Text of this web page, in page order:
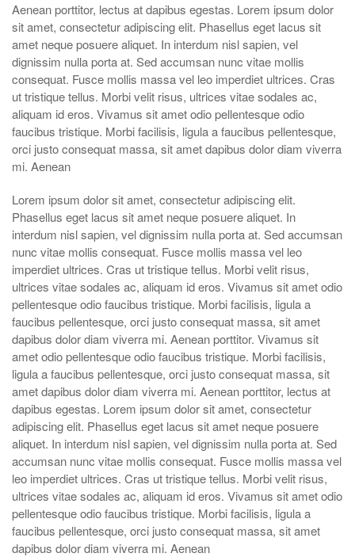
Aenean porttitor, lectus at dapibus egestas. Lorem ipsum dolor
sit amet, consectetur adipiscing elit. Phasellus eget lacus sit
amet neque posuere aliquet. In interdum nisl sapien, vel
dignissim nulla porta at. Sed accumsan nunc vitae mollis
consequat. Fusce mollis massa vel leo imperdiet ultrices. Cras
ut tristique tellus. Morbi velit risus, ultrices vitae sodales ac,
aliquam id eros. Vivamus sit amet odio pellentesque odio
faucibus tristique. Morbi facilisis, ligula a faucibus pellentesque,
orci justo consequat massa, sit amet dapibus dolor diam viverra
mi. Aenean
Lorem ipsum dolor sit amet, consectetur adipiscing elit.
Phasellus eget lacus sit amet neque posuere aliquet. In
interdum nisl sapien, vel dignissim nulla porta at. Sed accumsan
nunc vitae mollis consequat. Fusce mollis massa vel leo
imperdiet ultrices. Cras ut tristique tellus. Morbi velit risus,
ultrices vitae sodales ac, aliquam id eros. Vivamus sit amet odio
pellentesque odio faucibus tristique. Morbi facilisis, ligula a
faucibus pellentesque, orci justo consequat massa, sit amet
dapibus dolor diam viverra mi. Aenean porttitor. Vivamus sit
amet odio pellentesque odio faucibus tristique. Morbi facilisis,
ligula a faucibus pellentesque, orci justo consequat massa, sit
amet dapibus dolor diam viverra mi. Aenean porttitor, lectus at
dapibus egestas. Lorem ipsum dolor sit amet, consectetur
adipiscing elit. Phasellus eget lacus sit amet neque posuere
aliquet. In interdum nisl sapien, vel dignissim nulla porta at. Sed
accumsan nunc vitae mollis consequat. Fusce mollis massa vel
leo imperdiet ultrices. Cras ut tristique tellus. Morbi velit risus,
ultrices vitae sodales ac, aliquam id eros. Vivamus sit amet odio
pellentesque odio faucibus tristique. Morbi facilisis, ligula a
faucibus pellentesque, orci justo consequat massa, sit amet
dapibus dolor diam viverra mi. Aenean